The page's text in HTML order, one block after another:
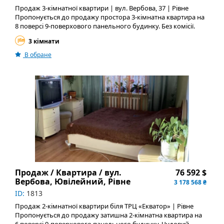
АН RealBest
Продаж 3-кімнатної квартири | вул. Вербова, 37 | Рівне
Пропонується до продажу простора 3-кімнатна квартира на
8 поверсі 9-поверхового панельного будинку. Без комісії.
Пропозиція від власника. Можливий продаж за державними
програмами. Характеристики: * Загальна площа — 65,4 м² *
Житлова — 38,7 м² * Кухня — 8,3 м² * Будинок 1980–1989
Металопластикові вікна * Надійні дерев’яні двері Квартира у
хорошому житловому стані — можна одразу заїжджати.
Меблі та побутова техніка залишаються за домовленістю.
Будинок розташований у спокійному районі поруч із
парком. Із вікон відкривається гарний краєвид. Поруч
магазини, зупинки громадського транспорту, школи, дитячі
садки та вся необхідна інфраструктура.
3 кімнати
В обране
Продаж / Квартира / вул.
Вербова, Ювілейний, Рівне
ID: 1813
76 592 $
3 178 568 ₴
Продаж 2-кімнатної квартири біля ТРЦ «Екватор» | Рівне
Пропонується до продажу затишна 2-кімнатна квартира на